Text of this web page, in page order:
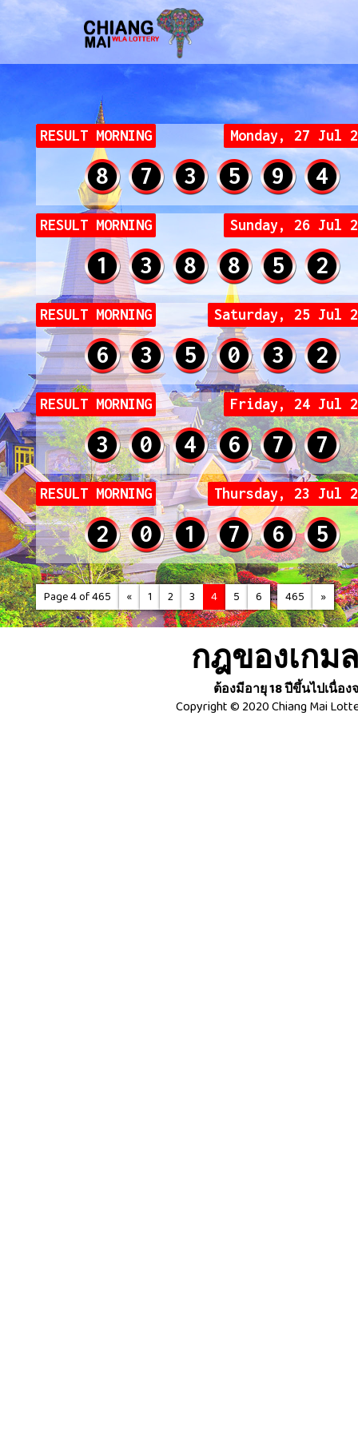
RESULT MORNING Monday, 27 Jul
8 7 3 5 9 4
RESULT MORNING Sunday, 26 Jul
1 3 8 8 5 2
RESULT MORNING Saturday, 25 Jul
6 3 5 0 3 2
RESULT MORNING Friday, 24 Jul
3 0 4 6 7 7
RESULT MORNING Thursday, 23 Jul
2 0 1 7 6 5
Page 4 of 465 « 1 2 3 4 5 6 ... 465 »
กฎของเกม
ต้องมีอายุ 18 ปีขึ้นไปเนื่อ
Copyright © 2020 Chiang Mai